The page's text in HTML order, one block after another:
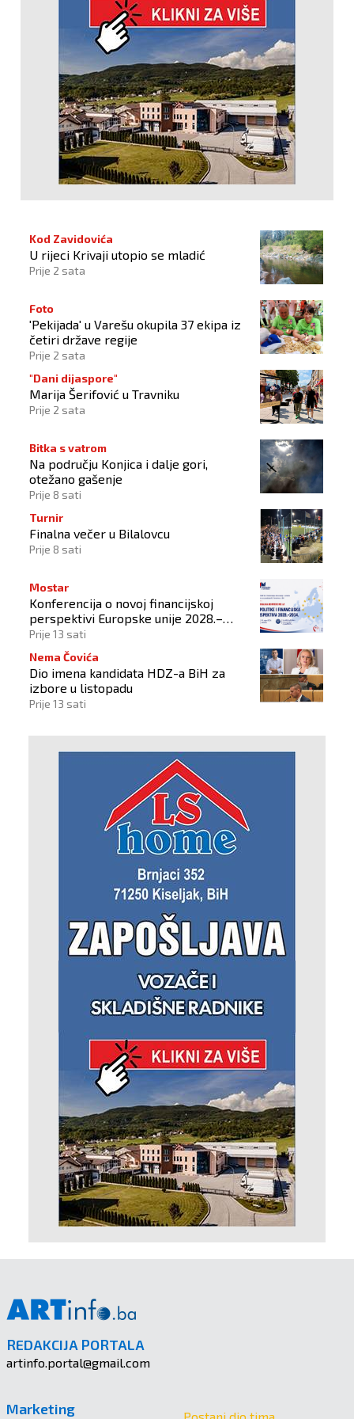
Kod Zavidovića
U rijeci Krivaji utopio se mladić
Prije 2 sata
Foto
'Pekijada' u Varešu okupila 37 ekipa iz
četiri države regije
Prije 2 sata
"Dani dijaspore"
Marija Šerifović u Travniku
Prije 2 sata
Bitka s vatrom
Na području Konjica i dalje gori,
otežano gašenje
Prije 8 sati
Turnir
Finalna večer u Bilalovcu
Prije 8 sati
Mostar
Konferencija o novoj financijskoj
perspektivi Europske unije 2028.–
2034.
Prije 13 sati
Nema Čovića
Dio imena kandidata HDZ-a BiH za
izbore u listopadu
Prije 13 sati
REDAKCIJA PORTALA
artinfo.portal@gmail.com
Marketing